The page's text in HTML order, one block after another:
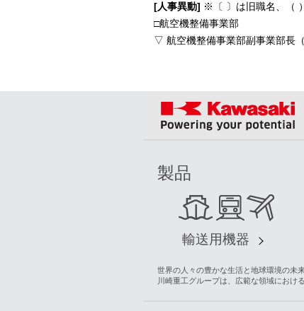
[人事異動] ※〔 〕は旧職名、（
□航空機整備事業部
▽ 航空機整備事業部副事業部長
製品
輸送用機器
世界の人々の豊かな生活と地球環境の未
川崎重工グループは、広範な領域におけ